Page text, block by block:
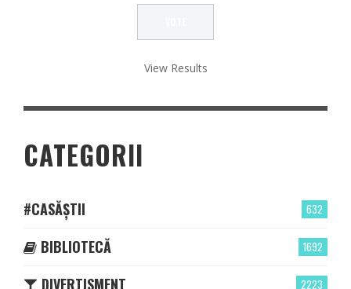
View Results
CATEGORII
632
#CASĂȘTII
1692
BIBLIOTECĂ
2223
DIVERTISMENT